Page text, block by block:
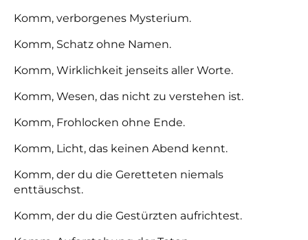
Komm, verborgenes Mysterium.
Komm, Schatz ohne Namen.
Komm, Wirklichkeit jenseits aller Worte.
Komm, Wesen, das nicht zu verstehen ist.
Komm, Frohlocken ohne Ende.
Komm, Licht, das keinen Abend kennt.
Komm, der du die Geretteten niemals
enttäuschst.
Komm, der du die Gestürzten aufrichtest.